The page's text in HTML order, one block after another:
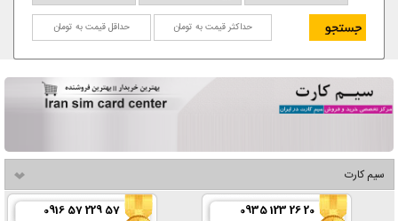
سیم کارت
0935 123 26 20
0916 57 229 57